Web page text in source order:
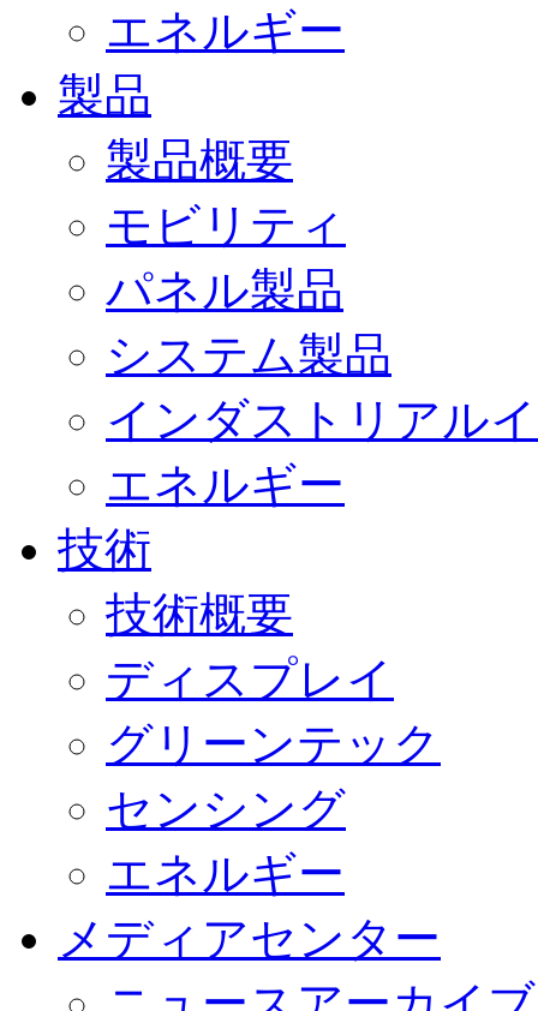
エネルギー
製品
製品概要
モビリティ
パネル製品
システム製品
インダストリアル
エネルギー
技術
技術概要
ディスプレイ
グリーンテック
センシング
エネルギー
メディアセンター